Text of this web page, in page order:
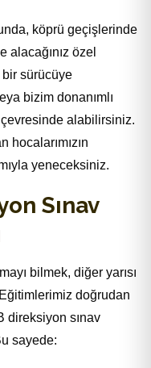
köprü geçişlerinde
özel
sürücüye
bizim donanımlı
alabilirsiniz.
yeneceksiniz.
Sınav
bilmek, diğer yarısı
Eğitimlerimiz doğrudan
direksiyon sınav
sayede: